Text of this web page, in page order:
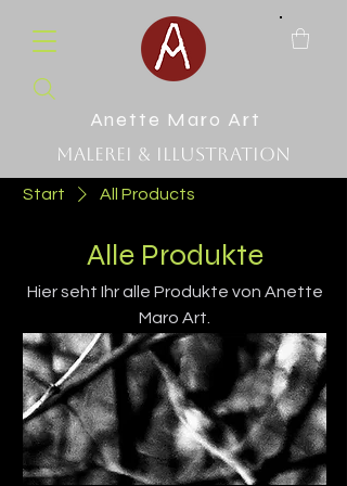
Anette Maro Art
Malerei & Illustration
Start All Products
Alle Produkte
Hier seht Ihr alle Produkte von Anette
Maro Art.